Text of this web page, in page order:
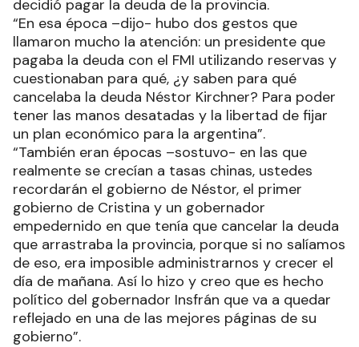
decidió pagar la deuda de la provincia.
“En esa época –dijo- hubo dos gestos que
llamaron mucho la atención: un presidente que
pagaba la deuda con el FMI utilizando reservas y
cuestionaban para qué, ¿y saben para qué
cancelaba la deuda Néstor Kirchner? Para poder
tener las manos desatadas y la libertad de fijar
un plan económico para la argentina”.
“También eran épocas –sostuvo- en las que
realmente se crecían a tasas chinas, ustedes
recordarán el gobierno de Néstor, el primer
gobierno de Cristina y un gobernador
empedernido en que tenía que cancelar la deuda
que arrastraba la provincia, porque si no salíamos
de eso, era imposible administrarnos y crecer el
día de mañana. Así lo hizo y creo que es hecho
político del gobernador Insfrán que va a quedar
reflejado en una de las mejores páginas de su
gobierno”.